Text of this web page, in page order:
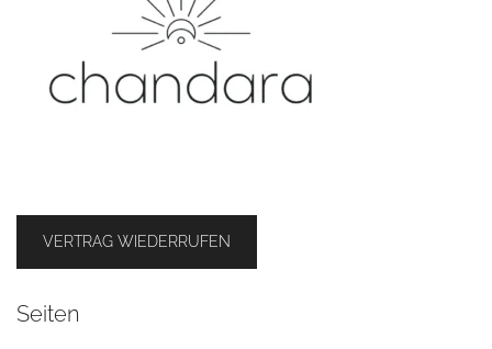
VERTRAG WIEDERRUFEN
Seiten